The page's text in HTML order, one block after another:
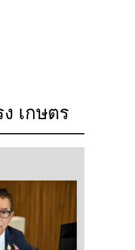
เกษตร